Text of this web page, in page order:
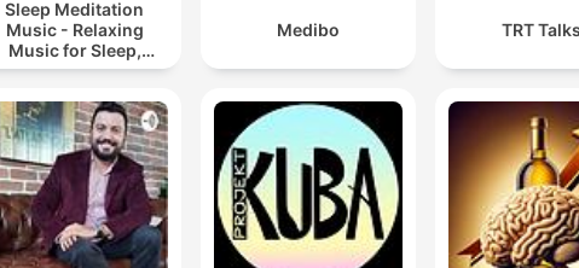
Sleep Meditation
Music - Relaxing
Music for Sleep,
Meditation &
Medibo TRT